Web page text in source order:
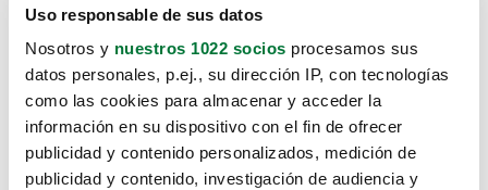
Uso responsable de sus datos
Nosotros y nuestros 1022 socios procesamos sus
datos personales, p.ej., su dirección IP, con tecnologías
como las cookies para almacenar y acceder la
información en su dispositivo con el fin de ofrecer
publicidad y contenido personalizados, medición de
publicidad y contenido, investigación de audiencia y
Lo sentimos, no sabemos como
te hemos traido hasta aquí.